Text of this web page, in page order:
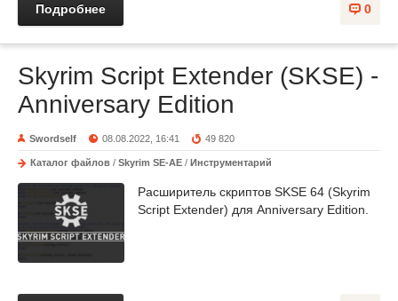
0
Подробнее
Skyrim Script Extender (SKSE) -
Anniversary Edition
Swordself 08.08.2022, 16:41 49 820
Каталог файлов / Skyrim SE-AE / Инструментарий
Расширитель скриптов SKSE 64 (Skyrim
Script Extender) для Anniversary Edition.